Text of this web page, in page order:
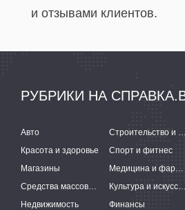
и отзывами клиентов.
РУБРИКИ НА
Авто Строительство и ремонт
Красота и здоровье
Спорт и фитнес
Магазины
Медицина и фармацевтика
Средства массовой информации
Культура и искусство
Недвижимость
Финансы